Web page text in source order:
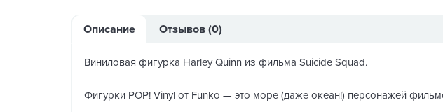
Описание Отзывов (0)
Виниловая фигурка Harley Quinn из фильма Suicide Squad.
Фигурки POP! Vinyl от Funko — это море (даже океан!) персонажей